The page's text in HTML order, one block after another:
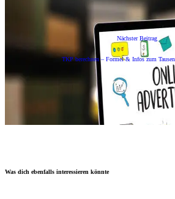
Nächster Beitrag
TKP berechnen – Formel & Infos zum
Was dich ebenfalls interessieren könnte